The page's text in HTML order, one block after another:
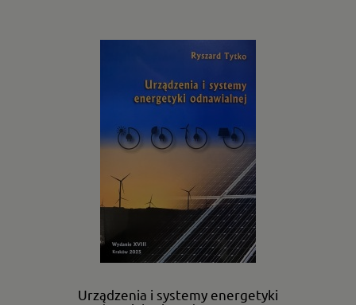
Urządzenia i systemy energetyki